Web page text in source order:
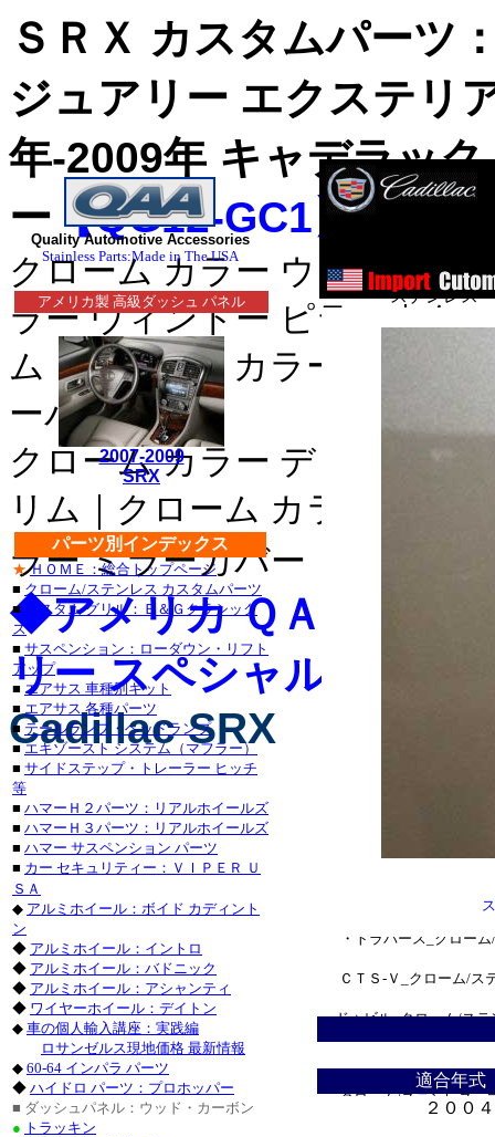
適合年式
２００
・３００Ｍ_クローム/
ＧＳ４６０_クローム/
ステンレス_パーツ・
・トラバース_クロー
ＣＴＳ-Ｖ_クローム/ス
ドゥビル_クローム/ス
クローム/ステンレス・
ステンレス
Quality Automotive Accessories
Stainless Parts:Made in The USA
アメリカ製 高級ダッシュ パネル
2007-2009
SRX
パーツ別インデックス
★ ＨＯＭＥ：総合トップページ
■ クローム/ステンレス カスタムパーツ
■
カスタム グリル：Ｅ＆Ｇクラシック
ス
■ サスペンション：ローダウン・リフト
アップ
■ エアサス 車種別キット
■ エアサス 各種パーツ
■ テールランプ・ヘッドランプ
■エキゾースト システム（マフラー）
■ サイドステップ・トレーラー ヒッチ
等
■ ハマーＨ２パーツ：リアルホイールズ
■ ハマーＨ３パーツ：リアルホイールズ
■ ハマー サスペンション パーツ
■ カー セキュリティー：ＶＩＰＥＲ Ｕ
ＳＡ
◆ アルミホイール：ボイド カディント
ン
◆ アルミホイール：イントロ
◆ アルミホイール：バドニック
◆ アルミホイール：アシャンティ
◆ ワイヤーホイール：デイトン
◆ 車の個人輸入講座：実践編
ロサンゼルス現地価格 最新情報
◆ 60-64 インパラ パーツ
◆ ハイドロ パーツ：プロホッパー
■ ダッシュパネル：ウッド・カーボン
● トラッキン
ＳＲＸ カスタムパーツ
ジュアリー エクステリ
年-2009年 キャデラッ
ー 【QG12-GC1】
クローム カラー ウィンドゥ
ラー ウィンドー ピラー｜ク
ム｜クローム カラー ドア サ
ーパネル｜
クローム カラー デッキ トリ
リム｜クローム カラー ライ
ラー ミラーカバー｜クロー
◆アメリカ ＱＡＡ-ＵＳ
リー スペシャル カスタ
Cadillac SRX